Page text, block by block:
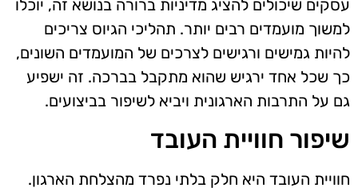
עסקים שיכולים להציג מדיניות ברורה בנושא זה, יוכלו
למשוך מועמדים רבים יותר. תהליכי הגיוס צריכים
להיות גמישים ורגישים לצרכים של המועמדים השונים,
כך שכל אחד ירגיש שהוא מתקבל בברכה. זה ישפיע
גם על התרבות הארגונית ויביא לשיפור בביצועים.
שיפור חוויית העובד
חוויית העובד היא חלק בלתי נפרד מהצלחת הארגון.